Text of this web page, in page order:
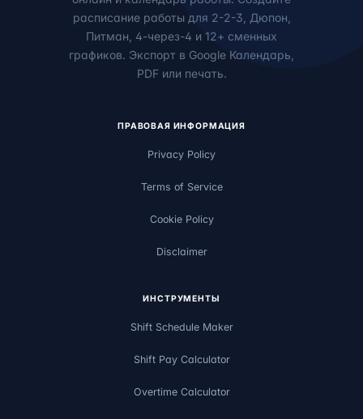
расписание работы для 2-2-3, Дюпон,
Питман, 4-через-4 и 12+ сменных
графиков. Экспорт в Google Календарь,
PDF или печать.
ПРАВОВАЯ ИНФОРМАЦИЯ
Privacy Policy
Terms of Service
Cookie Policy
Disclaimer
ИНСТРУМЕНТЫ
Shift Schedule Maker
Shift Pay Calculator
Overtime Calculator